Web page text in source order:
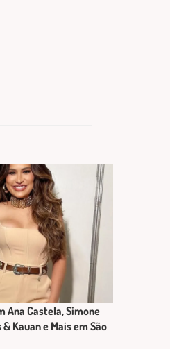
Ana Castela, Simone
Kauan e Mais em São